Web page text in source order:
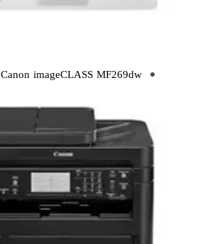
Canon imageCLASS MF269dw